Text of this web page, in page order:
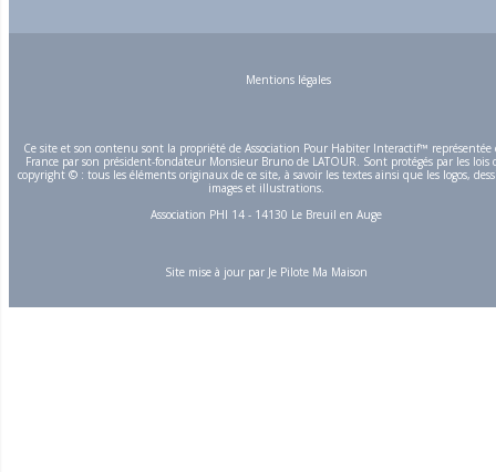
Mentions légales
Ce site et son contenu sont la propriété de Association Pour Habiter Interactif™ représentée
France par son président-fondateur Monsieur Bruno de LATOUR. Sont protégés par les lois
copyright © : tous les éléments originaux de ce site, à savoir les textes ainsi que les logos,
images et illustrations.
Association PHI 14 - 14130 Le Breuil en Auge
Site mise à jour par Je Pilote Ma Maison